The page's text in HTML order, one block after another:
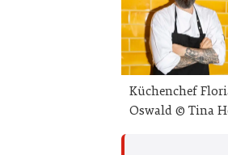
Küchenchef
Oswald © Tina